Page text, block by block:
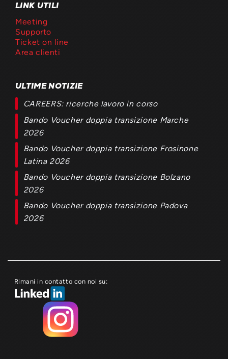
LINK UTILI
Meeting
Supporto
Ticket on line
Area clienti
ULTIME NOTIZIE
CAREERS: ricerche lavoro in corso
Bando Voucher doppia transizione Marche
2026
Bando Voucher doppia transizione Frosinone
Latina 2026
Bando Voucher doppia transizione Bolzano
2026
Bando Voucher doppia transizione Padova
2026
Rimani in contatto con noi su: